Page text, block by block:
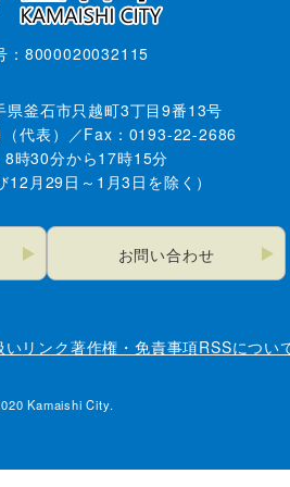
：8000020032115
釜石市只越町3丁目9番13号
代表）／Fax：0193-22-2686
8時30分から17時15分
12月29日～1月3日を除く）
お問い合わせ
いリンク著作権・免責事項RSSについ
Kamaishi City.